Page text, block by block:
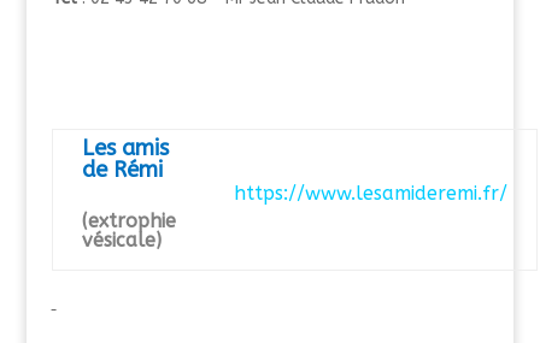
Les amis
de Rémi
(extrophie
vésicale)
https://www.lesamideremi.fr/